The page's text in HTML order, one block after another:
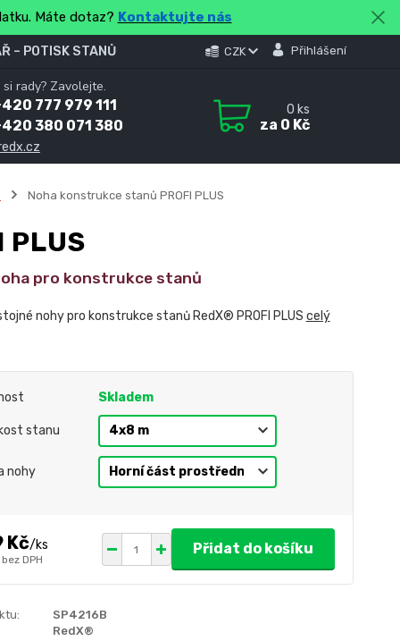
Máte dotaz? Kontaktujte nás
– POTISK STANŮ CZK Přihlášení
rady? Zavolejte.
777 979 111
380 071 380
0 ks
za 0 Kč
Noha konstrukce stanů PROFI PLUS
PLUS
pro konstrukce stanů
nohy pro konstrukce stanů RedX® PROFI PLUS celý
Skladem
stanu
nohy
Kč/ks
bez DPH
Přidat do košíku
SP4216B
RedX®